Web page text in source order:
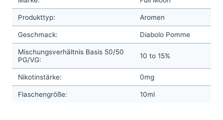
Produkttyp: Aromen
Geschmack: Diabolo Pomme
Mischungsverhältnis Basis 50/50
PG/VG:
10 to 15%
Nikotinstärke: 0mg
Flaschengröße: 10ml